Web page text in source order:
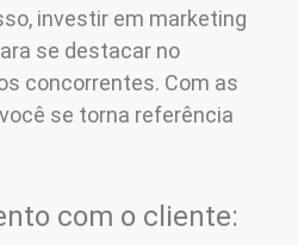
investir em marketing
se destacar no
concorrentes. Com as
se torna referência
com o cliente: